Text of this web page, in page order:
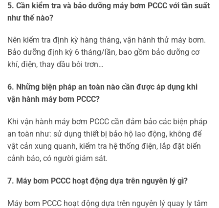
5. Cần kiểm tra và bảo dưỡng máy bơm PCCC với tần suất
như thế nào?
Nên kiểm tra định kỳ hàng tháng, vận hành thử máy bơm.
Bảo dưỡng định kỳ 6 tháng/lần, bao gồm bảo dưỡng cơ
khí, điện, thay dầu bôi trơn…
6. Những biện pháp an toàn nào cần được áp dụng khi
vận hành máy bơm PCCC?
Khi vận hành máy bơm PCCC cần đảm bảo các biện pháp
an toàn như: sử dụng thiết bị bảo hộ lao động, không để
vật cản xung quanh, kiểm tra hệ thống điện, lắp đặt biển
cảnh báo, có người giám sát.
7. Máy bơm PCCC hoạt động dựa trên nguyên lý gì?
Máy bơm PCCC hoạt động dựa trên nguyên lý quay ly tâm